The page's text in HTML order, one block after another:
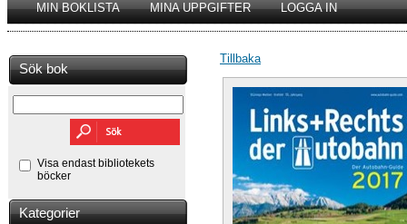
MIN BOKLISTA MINA UPPGIFTER LOGGA IN
Sök bok
Visa endast bibliotekets
böcker
Kategorier
Tillbaka